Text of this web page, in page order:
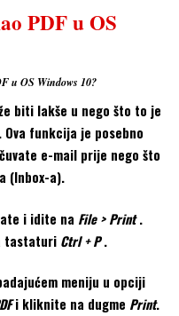
PDF u OS
u OS Windows 10?
biti lakše u nego što to je
Ova funkcija je posebno
e-mail prije nego što
(Inbox-a).
i idite na File > Print .
tastaturi Ctrl + P.
meniju u opciji
i kliknite na dugme Print.